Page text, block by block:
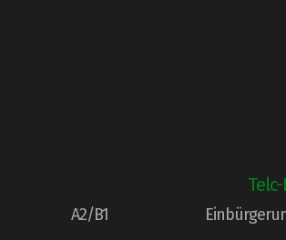
A2/B1